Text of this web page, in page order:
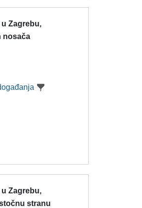
Zagrebu,
nosača
Zagrebu,
stranu